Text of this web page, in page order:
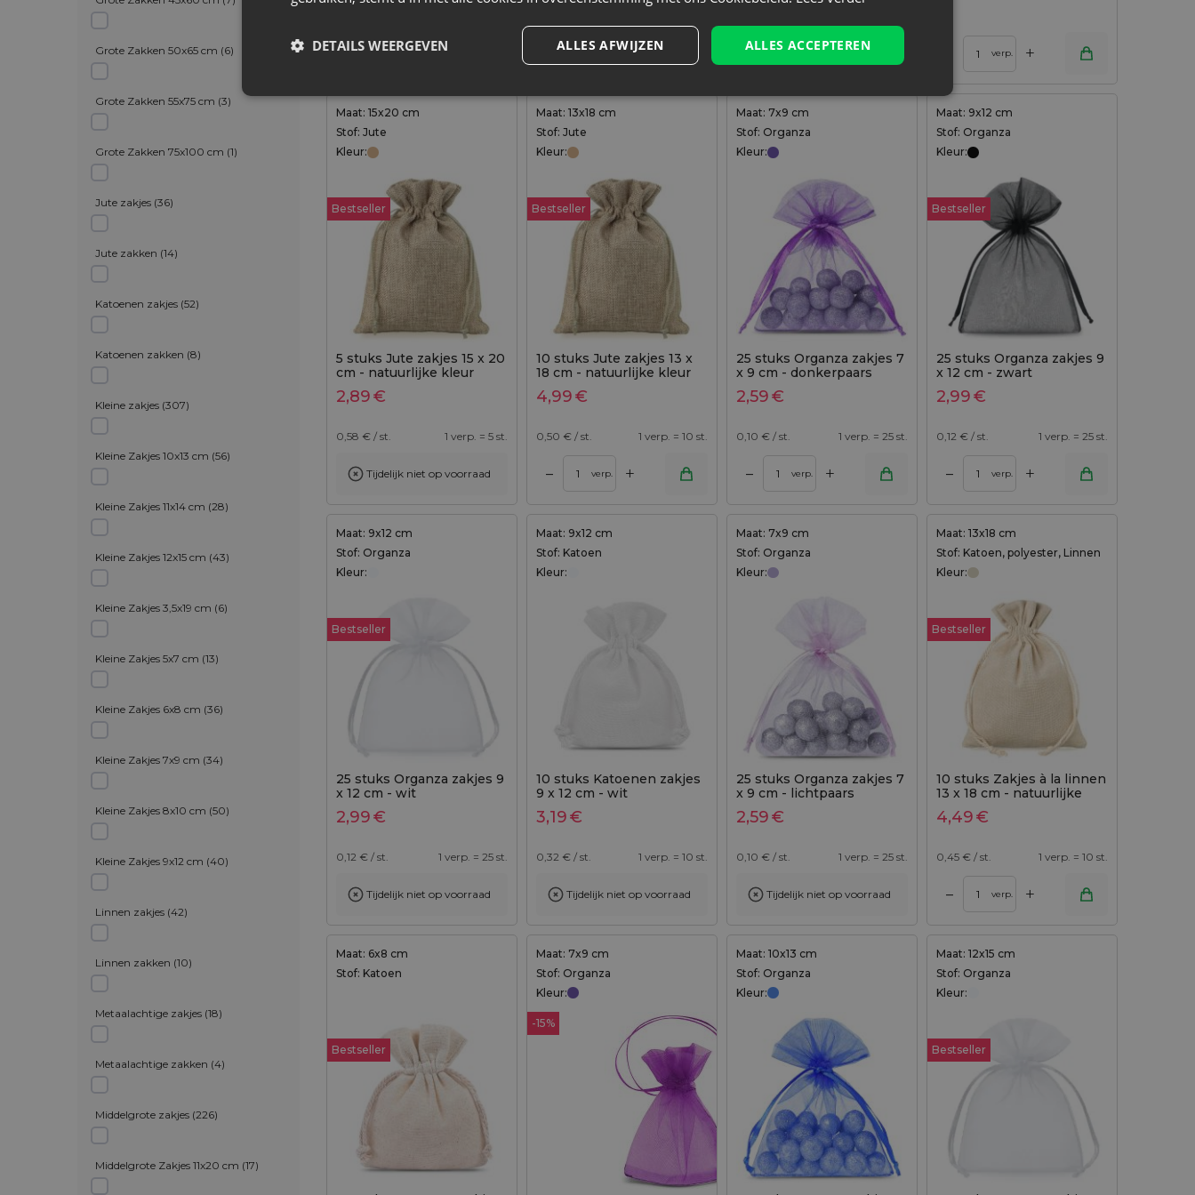
Grote Zakken 50x65 cm (6)
Grote Zakken 55x75 cm (3)
Grote Zakken 75x100 cm (1)
Jute zakjes (36)
Jute zakken (14)
Katoenen zakjes (52)
Katoenen zakken (8)
Kleine zakjes (307)
Kleine Zakjes 10x13 cm (56)
Kleine Zakjes 11x14 cm (28)
Kleine Zakjes 12x15 cm (43)
Kleine Zakjes 3,5x19 cm (6)
Kleine Zakjes 5x7 cm (13)
Kleine Zakjes 6x8 cm (36)
Kleine Zakjes 7x9 cm (34)
Kleine Zakjes 8x10 cm (50)
Kleine Zakjes 9x12 cm (40)
Linnen zakjes (42)
Linnen zakken (10)
Metaalachtige zakjes (18)
Metaalachtige zakken (4)
Middelgrote zakjes (226)
Middelgrote Zakjes 11x20 cm (17)
– verp. +
aan winkelwagen – verp. +
Toevoegen aan winkelwagen verp. +
Toevoegen aan winkelwagen
Maat: 15x20 cm
Stof: Jute
Kleur:
Bestseller
5 stuks Jute zakjes 15 x 20
cm - natuurlijke kleur
2,89€
0,58 € / st. 1 verp. = 5 st.
Tijdelijk niet op voorraad
Maat: 13x18 cm
Stof: Jute
Kleur:
Bestseller
10 stuks Jute zakjes 13 x
18 cm - natuurlijke kleur
4,99€
0,50 € / st. 1 verp. = 10 st.
– verp. +
Maat: 7x9 cm
Stof: Organza
Kleur:
25 stuks Organza zakjes 7
x 9 cm - donkerpaars
2,59€
0,10 € / st. 1 verp. = 25 st.
– verp. +
Toevoegen aan winkelwagen
Maat: 9x12 cm
Stof: Organza
Kleur:
Bestseller
25 stuks Organza zakjes 9
x 12 cm - zwart
2,99€
0,12 € / st. 1 verp. = 25 st.
– verp. +
Toevoegen aan winkelwagen
Maat: 9x12 cm
Stof: Organza
Kleur:
Bestseller
25 stuks Organza zakjes 9
x 12 cm - wit
2,99€
0,12 € / st. 1 verp. = 25 st.
Tijdelijk niet op voorraad
Maat: 9x12 cm
Stof: Katoen
Kleur:
10 stuks Katoenen zakjes
9 x 12 cm - wit
3,19€
0,32 € / st. 1 verp. = 10 st.
Tijdelijk niet op voorraad
Maat: 7x9 cm
Stof: Organza
Kleur:
25 stuks Organza zakjes 7
x 9 cm - lichtpaars
2,59€
0,10 € / st. 1 verp. = 25 st.
Tijdelijk niet op voorraad
Maat: 13x18 cm
Stof: Katoen, polyester, Linnen
Kleur:
Bestseller
10 stuks Zakjes à la linnen
13 x 18 cm - natuurlijke
kleur
4,49€
0,45 € / st. 1 verp. = 10 st.
– verp. +
Toevoegen aan winkelwagen
Maat: 6x8 cm
Stof: Katoen
Bestseller
Maat: 7x9 cm
Stof: Organza
Kleur:
-15%
Maat: 10x13 cm
Stof: Organza
Kleur:
Maat: 12x15 cm
Stof: Organza
Kleur:
Bestseller
ALLES ACCEPTEREN
ALLES AFWIJZEN
DETAILS WEERGEVEN